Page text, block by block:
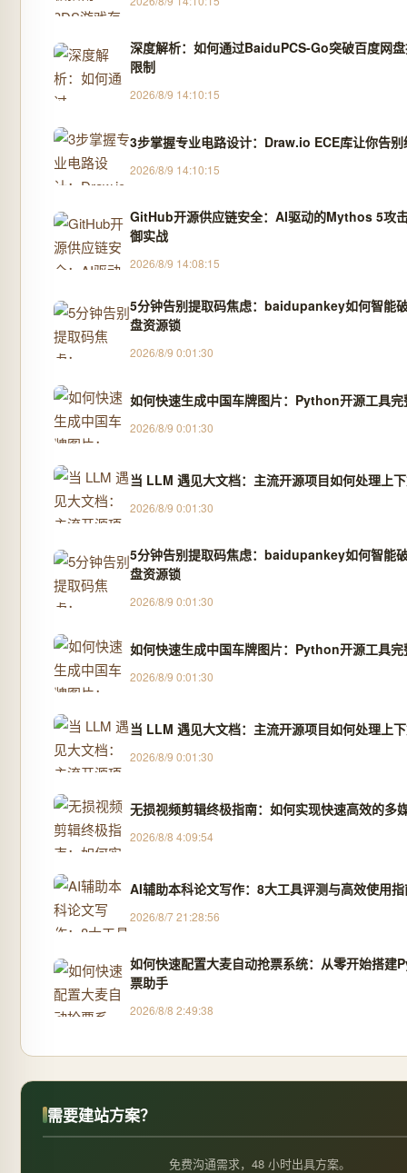
深度解析：如何通过BaiduPCS-Go突破百度网
限制
2026/8/9 14:10:15
3步掌握专业电路设计：Draw.io ECE库让你告别
2026/8/9 14:10:15
GitHub开源供应链安全：AI驱动的Mythos 5攻
御实战
2026/8/9 14:08:15
5分钟告别提取码焦虑：baidupankey如何智能
盘资源锁
2026/8/9 0:01:30
如何快速生成中国车牌图片：Python开源工具完
2026/8/9 0:01:30
当 LLM 遇见大文档：主流开源项目如何处理上
2026/8/9 0:01:30
5分钟告别提取码焦虑：baidupankey如何智能
盘资源锁
2026/8/9 0:01:30
如何快速生成中国车牌图片：Python开源工具完
2026/8/9 0:01:30
当 LLM 遇见大文档：主流开源项目如何处理上
2026/8/9 0:01:30
无损视频剪辑终极指南：如何实现快速高效的多
2026/8/8 4:09:54
AI辅助本科论文写作：8大工具评测与高效使用
2026/8/7 21:28:56
如何快速配置大麦自动抢票系统：从零开始搭建
票助手
2026/8/8 2:49:38
需要建站方案？
免费沟通需求，48 小时出具方案。